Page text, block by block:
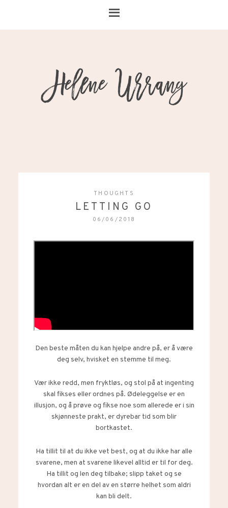
THOUGHTS
LETTING GO
06/06/2018
Den beste måten du kan hjelpe andre på, er å være
deg selv, hvisket en stemme til meg.
Vær ikke redd, men fryktløs, og stol på at ingenting
skal fikses eller ordnes på. Ødeleggelse er en
illusjon, og å prøve og fikse noe som allerede er i sin
skjønneste prakt, er dyrebar tid som blir
bortkastet.
Ha tillit til at du ikke vet best, og at du ikke har alle
svarene, men at svarene likevel alltid er til for deg.
Ha tillit og len deg tilbake; slipp taket og se
hvordan alt er en del av en større helhet som aldri
kan bli delt.